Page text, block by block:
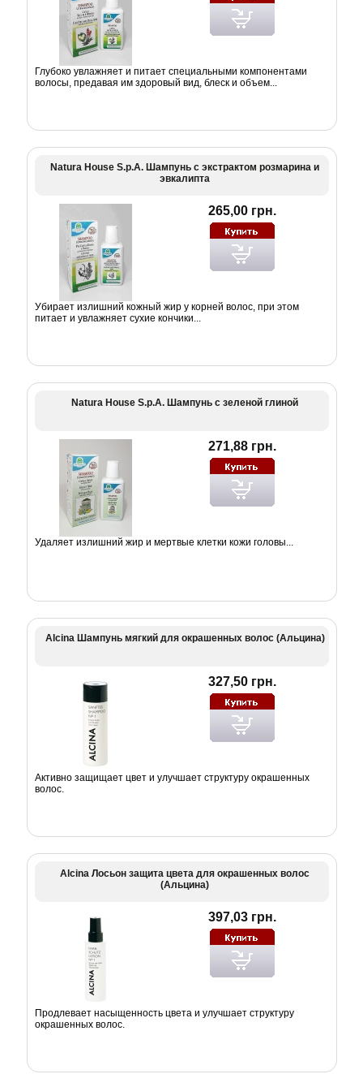
Глубоко увлажняет и питает специальными компонентами
волосы, предавая им здоровый вид, блеск и объем...
Natura House S.p.A. Шампунь с экстрактом розмарина и
эвкалипта
265,00 грн.
Убирает излишний кожный жир у корней волос, при этом
питает и увлажняет сухие кончики...
Natura House S.p.A. Шампунь с зеленой глиной
271,88 грн.
Удаляет излишний жир и мертвые клетки кожи головы...
Alcina Шампунь мягкий для окрашенных волос (Альцина)
327,50 грн.
Активно защищает цвет и улучшает структуру окрашенных
волос.
Alcina Лосьон защита цвета для окрашенных волос
(Альцина)
397,03 грн.
Продлевает насыщенность цвета и улучшает структуру
окрашенных волос.